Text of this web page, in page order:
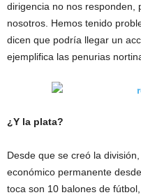
dirigencia no nos responden,
nosotros. Hemos tenido
dicen que podría llegar un
ejemplifica las penurias
¿Y la plata?
Desde que se creó la
económico permanente
toca son 10 balones de